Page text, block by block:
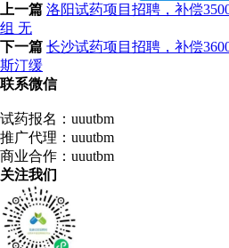
上一篇 洛阳试药项目招聘，补偿
组 无
下一篇 长沙试药项目招聘，补偿
斯汀缓
联系微信
试药报名：uuutbm
推广代理：uuutbm
商业合作：uuutbm
关注我们